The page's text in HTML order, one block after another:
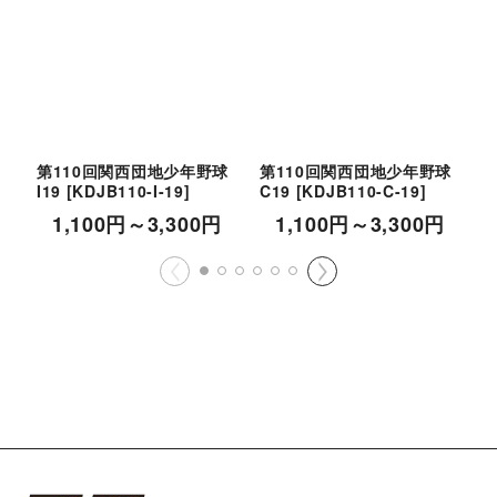
第110回関西団地少年野球
I19 [KDJB110-I-19]
1,100円～3,300円
第110回関西団地少年野球
C19 [KDJB110-C-19]
1,100円～3,300円